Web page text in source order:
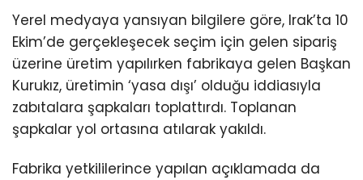
Yerel medyaya yansıyan bilgilere göre, Irak’ta 10
Ekim’de gerçekleşecek seçim için gelen sipariş
üzerine üretim yapılırken fabrikaya gelen Başkan
Kurukız, üretimin ‘yasa dışı’ olduğu iddiasıyla
zabıtalara şapkaları toplattırdı. Toplanan
şapkalar yol ortasına atılarak yakıldı.
Fabrika yetkililerince yapılan açıklamada da